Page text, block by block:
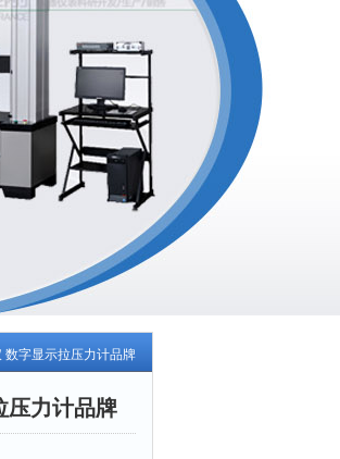
数字显示拉压力计品牌
压力计品牌